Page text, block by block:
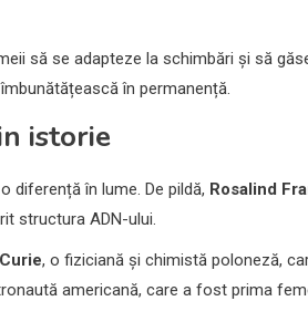
să se adapteze la schimbări și să
în permanență.
istorie
diferență în lume. De pildă, Rosalind
structura ADN-ului.
, o fiziciană și chimistă poloneză,
americană, care a fost prima